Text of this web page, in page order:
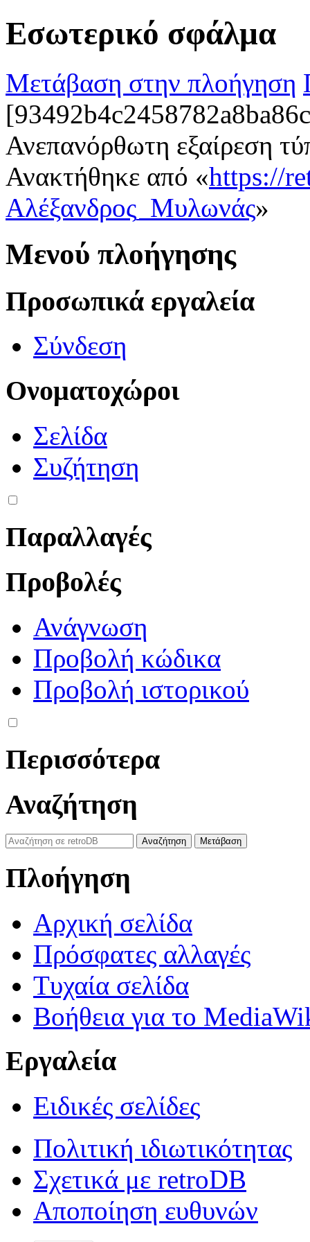
Εσωτερικό σφάλμα
Μετάβαση στην πλοήγηση
Ανεπανόρθωτη εξαίρεση
Ανακτήθηκε από «https://
Αλέξανδρος_Μυλωνάς»
Μενού πλοήγησης
Προσωπικά εργαλεία
Σύνδεση
Ονοματοχώροι
Σελίδα
Συζήτηση
Παραλλαγές
Προβολές
Ανάγνωση
Προβολή κώδικα
Προβολή ιστορικού
Περισσότερα
Αναζήτηση
Πλοήγηση
Αρχική σελίδα
Πρόσφατες αλλαγές
Τυχαία σελίδα
Βοήθεια για το
Εργαλεία
Ειδικές σελίδες
Πολιτική ιδιωτικότητας
Σχετικά με retroDB
Αποποίηση ευθυνών